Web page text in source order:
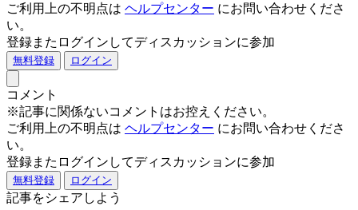
ご利用上の不明点は ヘルプセンター にお問い合わせくださ
い。
登録またログインしてディスカッションに参加
無料登録 ログイン
コメント
※記事に関係ないコメントはお控えください。
ご利用上の不明点は ヘルプセンター にお問い合わせくださ
い。
登録またログインしてディスカッションに参加
無料登録 ログイン
記事をシェアしよう